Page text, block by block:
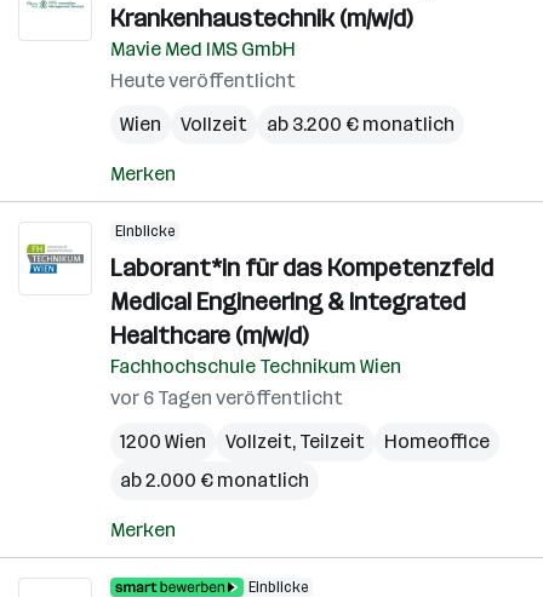
Krankenhaustechnik (m/w/d)
Mavie Med IMS GmbH
Heute veröffentlicht
Wien
Vollzeit ab 3.200 € monatlich
Merken
Einblicke
Laborant*in für das Kompetenzfeld
Medical Engineering & Integrated
Healthcare (m/w/d)
Fachhochschule Technikum Wien
vor 6 Tagen veröffentlicht
1200 Wien
Vollzeit, Teilzeit
Homeoffice
ab 2.000 € monatlich
Merken
Einblicke